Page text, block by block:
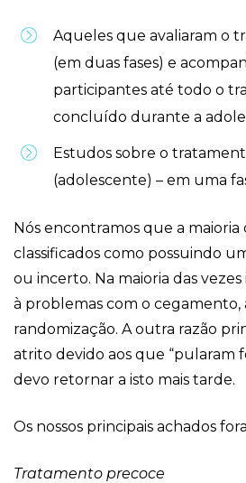
Aqueles que avaliaram o
(em duas fases) e
participantes até todo o
concluído durante a
Estudos sobre o
(adolescente) – em uma
Nós encontramos que a maioria
classificados como possuindo
ou incerto. Na maioria das
à problemas com o cegamento,
randomização. A outra razão
atrito devido aos que “pularam
devo retornar a isto mais tarde.
Os nossos principais achados
Tratamento precoce